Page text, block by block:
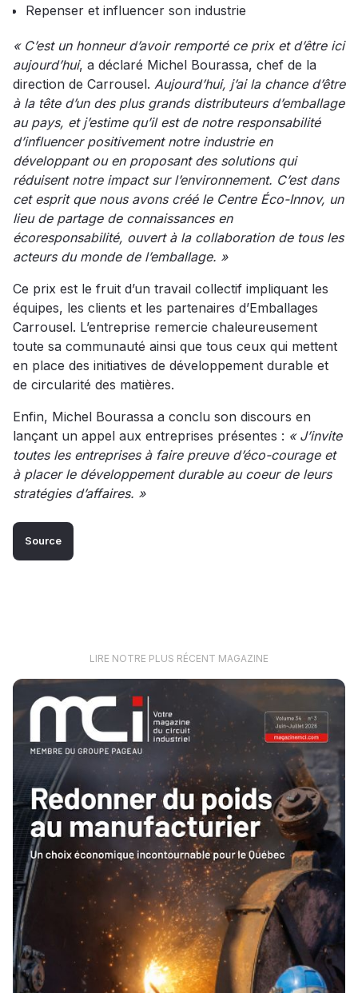
Repenser et influencer son industrie
« C’est un honneur d’avoir remporté ce prix et d’être ici
aujourd’hui, a déclaré Michel Bourassa, chef de la
direction de Carrousel. Aujourd’hui, j’ai la chance d’être
à la tête d’un des plus grands distributeurs d’emballage
au pays, et j’estime qu’il est de notre responsabilité
d’influencer positivement notre industrie en
développant ou en proposant des solutions qui
réduisent notre impact sur l’environnement. C’est dans
cet esprit que nous avons créé le Centre Éco-Innov, un
lieu de partage de connaissances en
écoresponsabilité, ouvert à la collaboration de tous les
acteurs du monde de l’emballage. »
Ce prix est le fruit d’un travail collectif impliquant les
équipes, les clients et les partenaires d’Emballages
Carrousel. L’entreprise remercie chaleureusement
toute sa communauté ainsi que tous ceux qui mettent
en place des initiatives de développement durable et
de circularité des matières.
Enfin, Michel Bourassa a conclu son discours en
lançant un appel aux entreprises présentes : « J’invite
toutes les entreprises à faire preuve d’éco-courage et
à placer le développement durable au coeur de leurs
stratégies d’affaires. »
Source
LIRE NOTRE PLUS RÉCENT MAGAZINE